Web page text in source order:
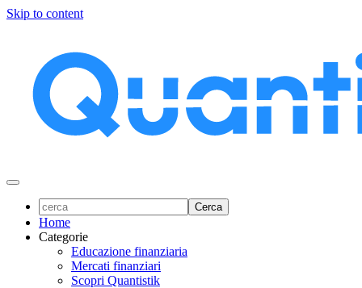
Skip to content
Home
Categorie
Educazione finanziaria
Mercati finanziari
Scopri Quantistik